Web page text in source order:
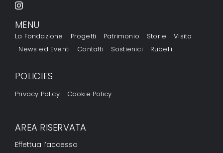
MENU
La Fondazione Progetti Patrimonio Storie
Visita
News ed Eventi
Contatti Sostienici Rubelli
POLICIES
Privacy Policy Cookie Policy
AREA RISERVATA
Effettua l’accesso